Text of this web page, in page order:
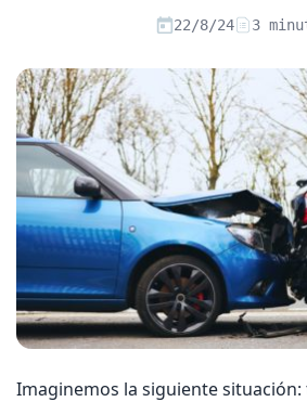
Artículos sobre Seguros de Vida
Artículos sobre la Jubilación
22/8/24 3
Imaginemos la siguiente situación: